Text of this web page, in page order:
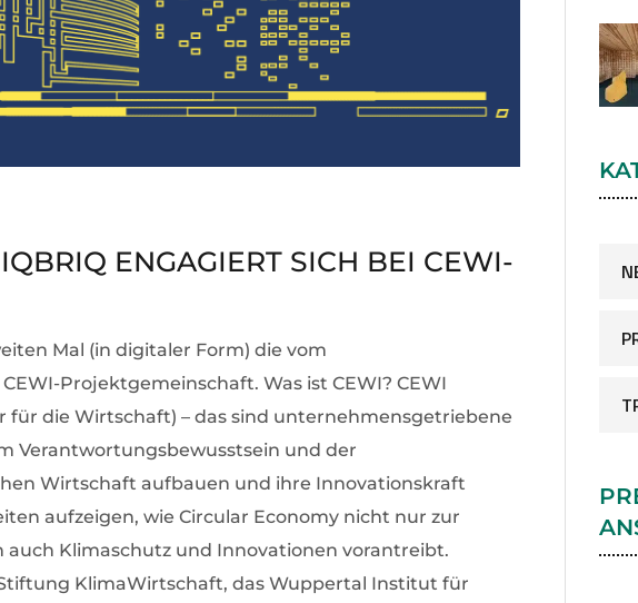
ENGAGIERT SICH BEI CEWI-
Mal (in digitaler Form) die vom
Projektgemeinschaft. Was ist CEWI? CEWI
für die Wirtschaft) – das sind unternehmensgetriebene
Verantwortungsbewusstsein und der
Wirtschaft aufbauen und ihre Innovationskraft
aufzeigen, wie Circular Economy nicht nur zur
Klimaschutz und Innovationen vorantreibt.
KlimaWirtschaft, das Wuppertal Institut für